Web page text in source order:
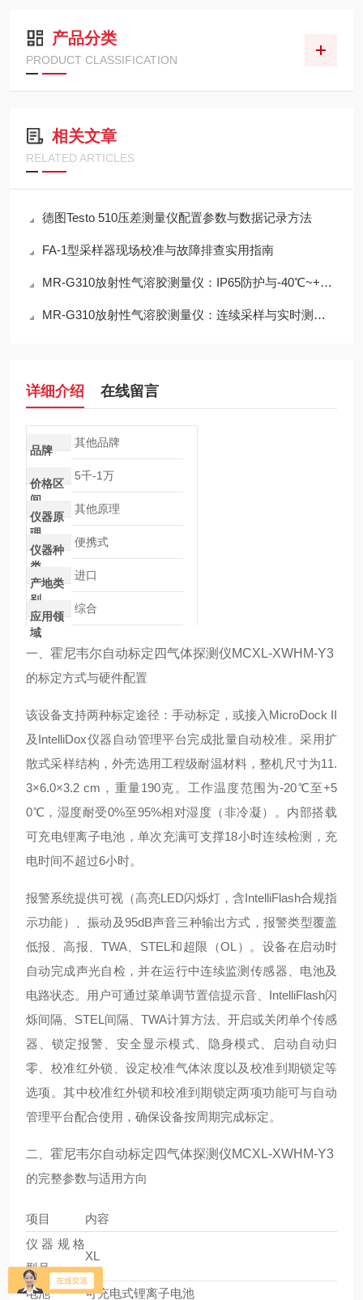
产品分类
PRODUCT CLASSIFICATION
相关文章
RELATED ARTICLES
德图Testo 510压差测量仪配置参数与数据记录方法
FA-1型采样器现场校准与故障排查实用指南
MR-G310放射性气溶胶测量仪：IP65防护与-40℃~+50℃宽温工作能力
MR-G310放射性气溶胶测量仪：连续采样与实时测量一体化设计
详细介绍 在线留言
品牌
其他品牌
价格区
间
5千-1万
仪器原
理
其他原理
仪器种
类
便携式
产地类
别
进口
应用领
域
综合
一、 霍尼韦尔自动标定四气体探测仪MCXL-XWHM-Y3
的标定方式与硬件配置
该设备支持两种标定途径：手动标定，或接入MicroDock II
及IntelliDox仪器自动管理平台完成批量自动校准。采用扩
散式采样结构，外壳选用工程级耐温材料，整机尺寸为11.
3×6.0×3.2 cm，重量190克。工作温度范围为-20℃至+5
0℃，湿度耐受0%至95%相对湿度（非冷凝）。内部搭载
可充电锂离子电池，单次充满可支撑18小时连续检测，充
电时间不超过6小时。
报警系统提供可视（高亮LED闪烁灯，含IntelliFlash合规指
示功能）、振动及95dB声音三种输出方式，报警类型覆盖
低报、高报、TWA、STEL和超限（OL）。设备在启动时
自动完成声光自检，并在运行中连续监测传感器、电池及
电路状态。用户可通过菜单调节置信提示音、IntelliFlash闪
烁间隔、STEL间隔、TWA计算方法、开启或关闭单个传感
器、锁定报警、安全显示模式、隐身模式、启动自动归
零、校准红外锁、设定校准气体浓度以及校准到期锁定等
选项。其中校准红外锁和校准到期锁定两项功能可与自动
管理平台配合使用，确保设备按周期完成标定。
二、 霍尼韦尔自动标定四气体探测仪MCXL-XWHM-Y3
的完整参数与适用方向
项目
内容
仪器规格
型号
XL
电池 可充电式锂离子电池